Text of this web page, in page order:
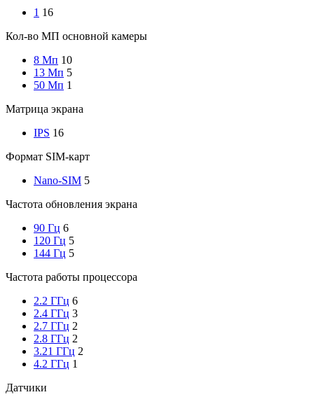
1 16
Кол-во МП основной камеры
8 Мп 10
13 Мп 5
50 Мп 1
Матрица экрана
IPS 16
Формат SIM-карт
Nano-SIM 5
Частота обновления экрана
90 Гц 6
120 Гц 5
144 Гц 5
Частота работы процессора
2.2 ГГц 6
2.4 ГГц 3
2.7 ГГц 2
2.8 ГГц 2
3.21 ГГц 2
4.2 ГГц 1
Датчики